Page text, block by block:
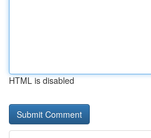
HTML is disabled